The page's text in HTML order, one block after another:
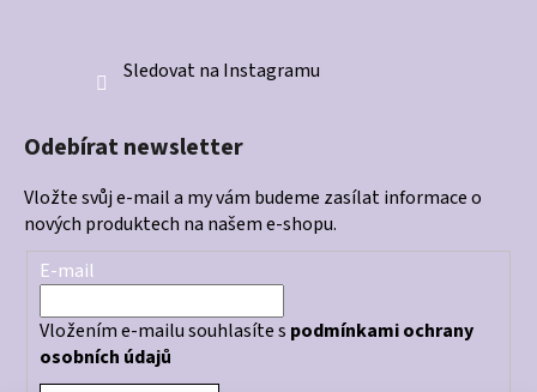
Sledovat na Instagramu
Odebírat newsletter
Vložte svůj e-mail a my vám budeme zasílat informace o
nových produktech na našem e-shopu.
E-mail
Vložením e-mailu souhlasíte s podmínkami ochrany
osobních údajů